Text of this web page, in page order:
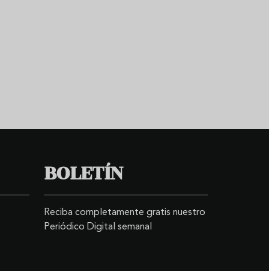
BOLETÍN
Reciba completamente gratis nuestro
Periódico Digital semanal